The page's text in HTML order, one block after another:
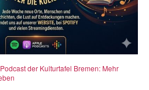
Podcast der Kulturtafel Bremen: Mehr